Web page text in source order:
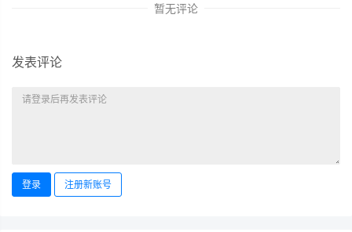
暂无评论
发表评论
登录 注册新账号